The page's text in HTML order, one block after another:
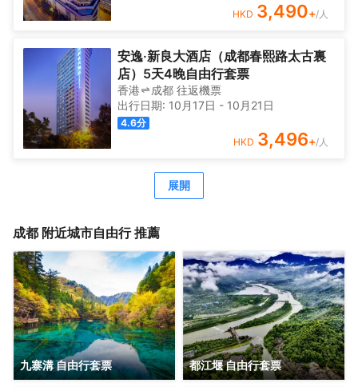
HKD 3,490+/人
安逸·新良大酒店（成都春熙路太古裏
店）5天4晚自由行套票
香港 成都 往返機票
出行日期: 10月17日 - 10月21日
4.6分
HKD 3,496+/人
展開
成都 附近城市自由行 推薦
九寨溝 自由行套票 都江堰 自由行套票